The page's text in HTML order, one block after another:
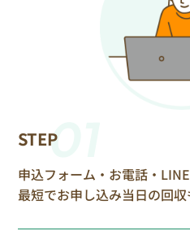
STEP01
申込フォーム・お電話・
最短でお申し込み当日の回収